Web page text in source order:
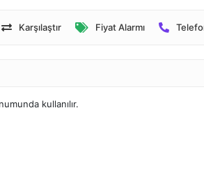
Karşılaştır Fiyat Alarmı
kullanılır.